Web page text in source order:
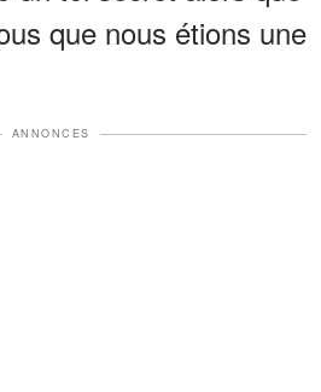
que nous étions une
ANNONCES